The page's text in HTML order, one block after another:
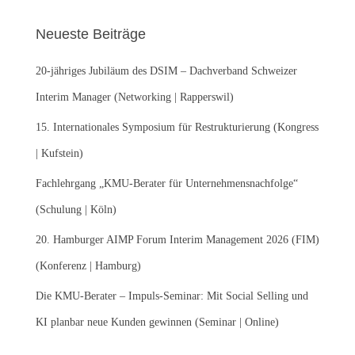
n
a
c
:
Neueste Beiträge
20-jähriges Jubiläum des DSIM – Dachverband Schweizer
Interim Manager (Networking | Rapperswil)
15. Internationales Symposium für Restrukturierung (Kongress
| Kufstein)
Fachlehrgang „KMU-Berater für Unternehmensnachfolge“
(Schulung | Köln)
20. Hamburger AIMP Forum Interim Management 2026 (FIM)
(Konferenz | Hamburg)
Die KMU-Berater – Impuls-Seminar: Mit Social Selling und
KI planbar neue Kunden gewinnen (Seminar | Online)